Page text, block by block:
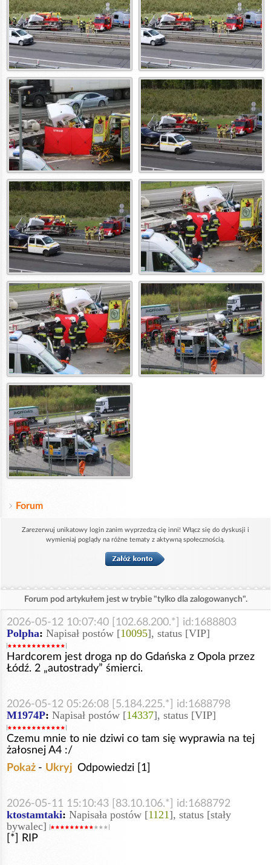
Forum
Zarezerwuj unikatowy login zanim wyprzedzą cię inni! Włącz się do dyskusji i
wymieniaj poglądy na różne tematy z aktywną społecznością.
Forum pod artykułem jest w trybie "tylko dla zalogowanych".
2026-05-12 10:07:40 [102.68.200.*] id:1688803
Polpha: Napisał postów [10095], status [VIP]
Hardcorem jest droga np do Gdańska z Opola przez
Łódź. 2 „autostrady” śmierci.
2026-05-12 05:26:08 [5.184.225.*] id:1688798
M1974P: Napisał postów [14337], status [VIP]
Czemu mnie to nie dziwi co tam się wyprawia na tej
żałosnej A4 :/
Pokaż - Ukryj Odpowiedzi [1]
2026-05-11 15:10:43 [83.10.106.*] id:1688792
ktostamtaki: Napisała postów [1121], status [stały
bywalec]
[*] RIP